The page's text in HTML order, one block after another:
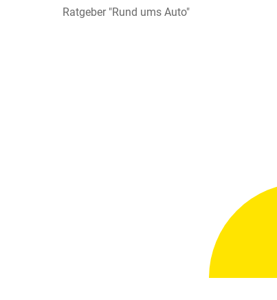
Ratgeber "Rund ums Auto"